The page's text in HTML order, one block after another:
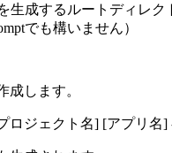
生成するルートディレク
でも構いません）
成します。
ロジェクト名] [アプリ名]